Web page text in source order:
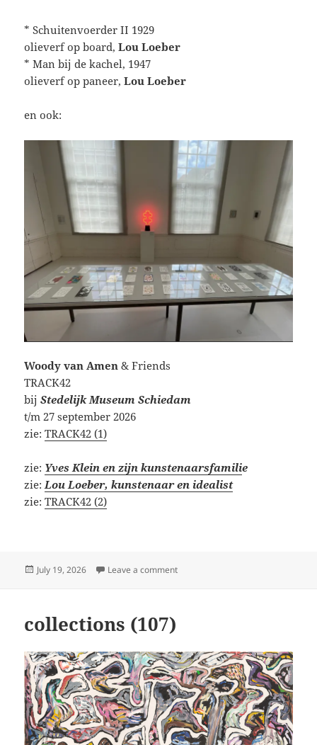
* Schuitenvoerder II 1929
olieverf op board,Lou Loeber
* Man bij de kachel, 1947
olieverf op paneer,Lou Loeber
en ook:
Woody van Amen & Friends
TRACK42
bijStedelijk Museum Schiedam
t/m 27 september 2026
zie:TRACK42 (1)
zie: Yves Klein en zijn kunstenaarsfamilie
zie:Lou Loeber, kunstenaar en idealist
zie:TRACK42 (2)
Posted
July 19, 2026 Leave a commenton Stedelijk Museum Schiedam
collections (107)